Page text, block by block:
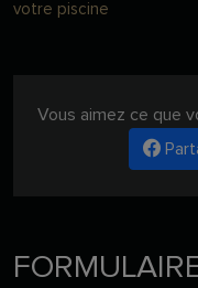
votre piscine
Vous aimez ce que